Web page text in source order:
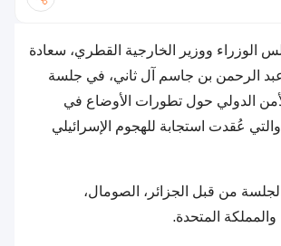
ووزير الخارجية القطري، سعادة
الرحمن بن جاسم آل ثاني، في جلسة
الدولي حول تطورات الأوضاع في
عُقدت استجابة للهجوم الإسرائيلي
من قبل الجزائر، الصومال،
المتحدة.